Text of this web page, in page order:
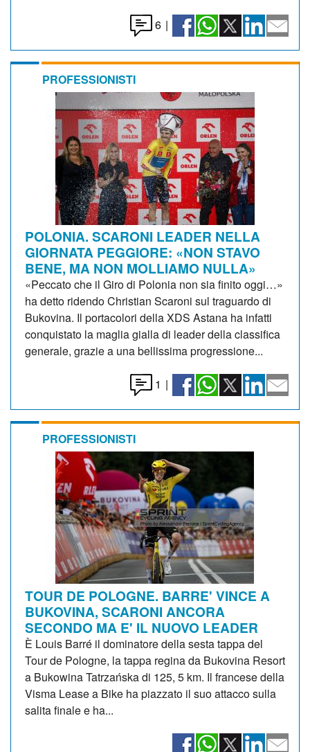
6 |
PROFESSIONISTI
POLONIA. SCARONI LEADER NELLA
GIORNATA PEGGIORE: «NON STAVO
BENE, MA NON MOLLIAMO NULLA»
«Peccato che il Giro di Polonia non sia finito oggi…»
ha detto ridendo Christian Scaroni sul traguardo di
Bukovina. Il portacolori della XDS Astana ha infatti
conquistato la maglia gialla di leader della classifica
generale, grazie a una bellissima progressione...
1 |
PROFESSIONISTI
TOUR DE POLOGNE. BARRE' VINCE A
BUKOVINA, SCARONI ANCORA
SECONDO MA E' IL NUOVO LEADER
È Louis Barré il dominatore della sesta tappa del
Tour de Pologne, la tappa regina da Bukovina Resort
a Bukowina Tatrzańska di 125, 5 km. Il francese della
Visma Lease a Bike ha piazzato il suo attacco sulla
salita finale e ha...